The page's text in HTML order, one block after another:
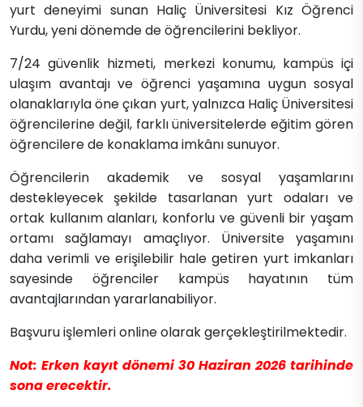
yurt deneyimi sunan Haliç Üniversitesi Kız Öğrenci
Yurdu, yeni dönemde de öğrencilerini bekliyor.
7/24 güvenlik hizmeti, merkezi konumu, kampüs içi
ulaşım avantajı ve öğrenci yaşamına uygun sosyal
olanaklarıyla öne çıkan yurt, yalnızca Haliç Üniversitesi
öğrencilerine değil, farklı üniversitelerde eğitim gören
öğrencilere de konaklama imkânı sunuyor.
Öğrencilerin akademik ve sosyal yaşamlarını
destekleyecek şekilde tasarlanan yurt odaları ve
ortak kullanım alanları, konforlu ve güvenli bir yaşam
ortamı sağlamayı amaçlıyor. Üniversite yaşamını
daha verimli ve erişilebilir hale getiren yurt imkanları
sayesinde öğrenciler kampüs hayatının tüm
avantajlarından yararlanabiliyor.
Başvuru işlemleri online olarak gerçekleştirilmektedir.
Not: Erken kayıt dönemi 30 Haziran 2026 tarihinde
sona erecektir.